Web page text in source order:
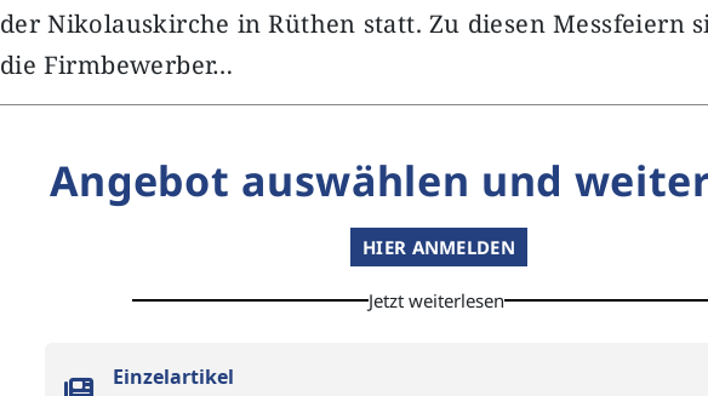
der Nikolauskirche in Rüthen statt. Zu diesen Messfeiern
die Firmbewerber…
Angebot auswählen und
HIER ANMELDEN
Jetzt weiterlesen
Einzelartikel